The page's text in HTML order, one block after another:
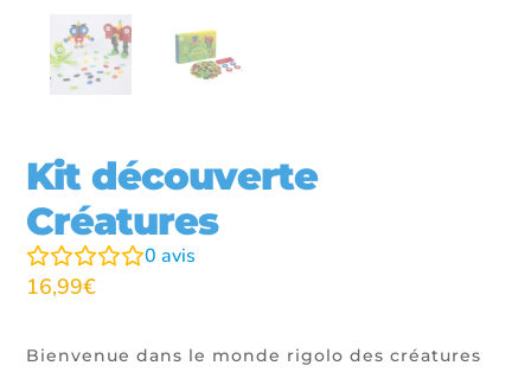
Kit découverte
Créatures
0 avis
16,99€
Bienvenue dans le monde rigolo des créatures